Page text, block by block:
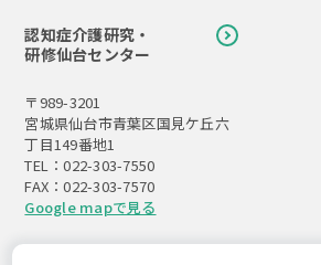
認知症介護研究・
研修仙台センター
〒989-3201
宮城県仙台市青葉区国見ケ丘六
丁目149番地1
TEL：022-303-7550
FAX：022-303-7570
Google mapで見る